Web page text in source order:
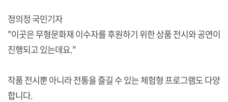
정의정 국민기자
"이곳은 무형문화재 이수자를 후원하기 위한 상품 전시와 공연이
진행되고 있는데요."
작품 전시뿐 아니라 전통을 즐길 수 있는 체험형 프로그램도 다양
합니다.